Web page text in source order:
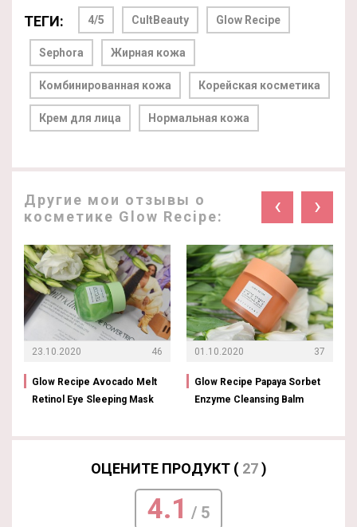
ТЕГИ: 4/5 CultBeauty Glow Recipe
Sephora Жирная кожа
Комбинированная кожа Корейская косметика
Крем для лица Нормальная кожа
Другие мои отзывы о
косметике Glow Recipe:
‹ ›
23.10.2020 46
Glow Recipe Avocado Melt
Retinol Eye Sleeping Mask
01.10.2020 37
Glow Recipe Papaya Sorbet
Enzyme Cleansing Balm
ОЦЕНИТЕ ПРОДУКТ ( 27)
4.1 / 5